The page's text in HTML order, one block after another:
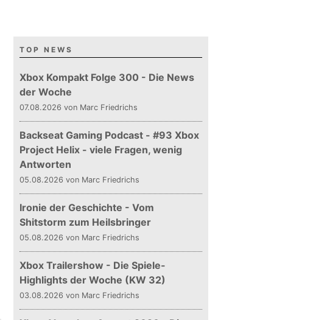
TOP NEWS
Xbox Kompakt Folge 300 - Die News
der Woche
07.08.2026 von Marc Friedrichs
Backseat Gaming Podcast - #93 Xbox
Project Helix - viele Fragen, wenig
Antworten
05.08.2026 von Marc Friedrichs
Ironie der Geschichte - Vom
Shitstorm zum Heilsbringer
05.08.2026 von Marc Friedrichs
Xbox Trailershow - Die Spiele-
Highlights der Woche (KW 32)
03.08.2026 von Marc Friedrichs